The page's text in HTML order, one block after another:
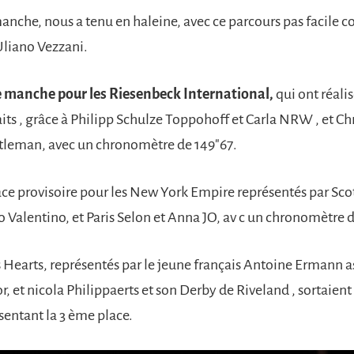
nous a tenu en haleine, avec ce parcours pas facile
Vezzani.
manche pour les Riesenbeck International, qui ont
, grâce à Philipp Schulze Toppohoff et Carla NRW , et
avec un chronomètre de 149″67.
provisoire pour les New York Empire représentés par
Valentino, et Paris Selon et Anna JO, av c un chronomètre
Hearts, représentés par le jeune français Antoine Ermann
et nicola Philippaerts et son Derby de Riveland , sortaient
la 3 ème place.